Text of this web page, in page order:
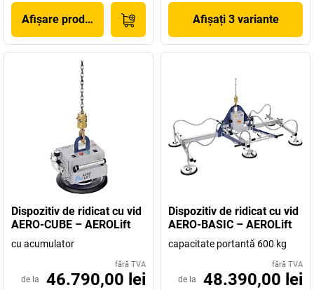
Afișare produs Afișați 3 variante
Dispozitiv de ridicat cu vid
AERO-CUBE – AEROLift
cu acumulator
fără TVA
de la 46.790,00 lei
Dispozitiv de ridicat cu vid
AERO-BASIC – AEROLift
capacitate portantă 600 kg
fără TVA
de la 48.390,00 lei